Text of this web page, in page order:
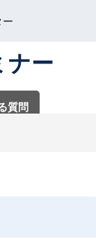
ー
ナー
質問